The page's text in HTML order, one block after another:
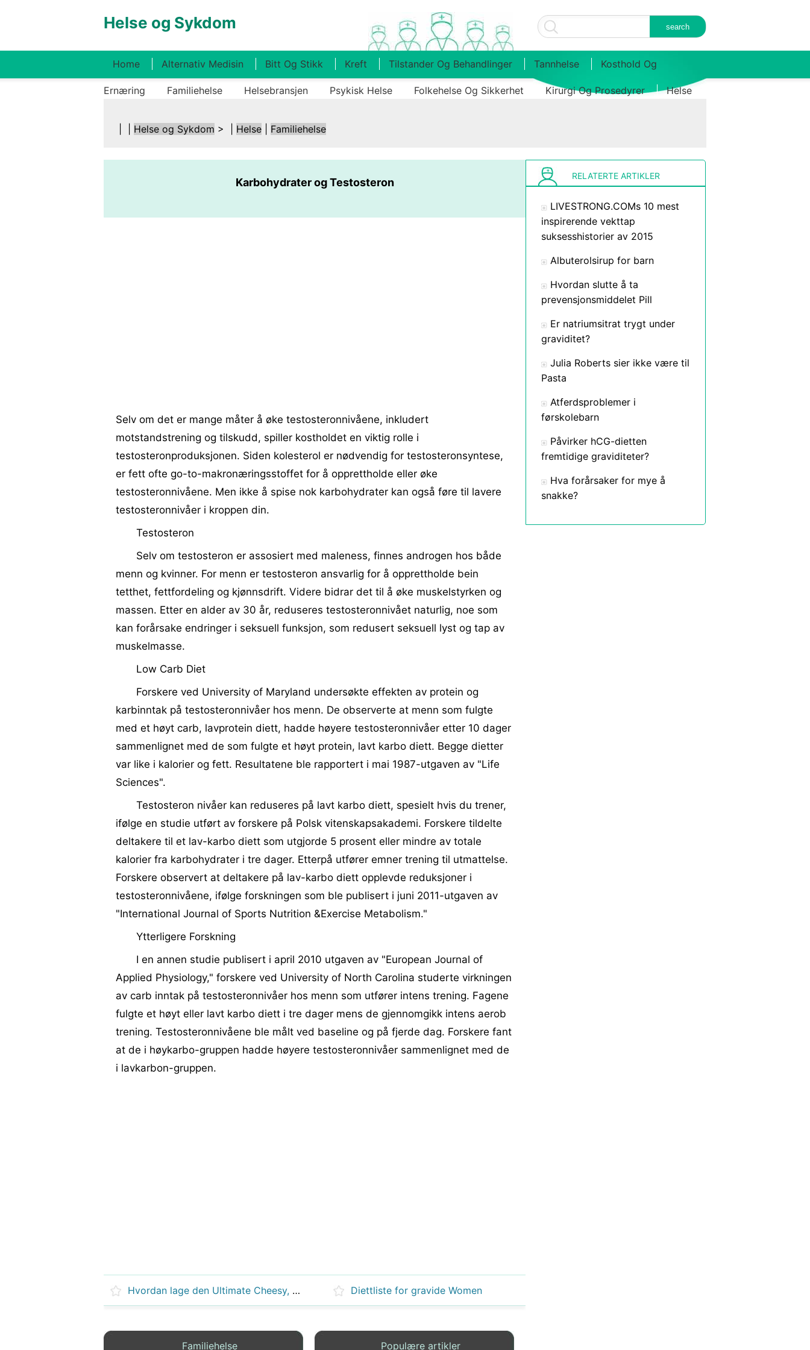
Helse og Sykdom
Home Alternativ Medisin Bitt Og Stikk Kreft Tilstander Og Behandlinger Tannhelse Kosthold Og
Ernæring Familiehelse Helsebransjen Psykisk Helse Folkehelse Og Sikkerhet Kirurgi Og Prosedyrer Helse
Helse og Sykdom > | Helse Familiehelse
Karbohydrater og Testosteron
Selv om det er mange måter å øke testosteronnivåene, inkludert
motstandstrening og tilskudd, spiller kostholdet en viktig rolle i
testosteronproduksjonen. Siden kolesterol er nødvendig for testosteronsyntese,
er fett ofte go-to-makronæringsstoffet for å opprettholde eller øke
testosteronnivåene. Men ikke å spise nok karbohydrater kan også føre til lavere
testosteronnivåer i kroppen din.
Testosteron
Selv om testosteron er assosiert med maleness, finnes androgen hos både
menn og kvinner. For menn er testosteron ansvarlig for å opprettholde bein
tetthet, fettfordeling og kjønnsdrift. Videre bidrar det til å øke muskelstyrken og
massen. Etter en alder av 30 år, reduseres testosteronnivået naturlig, noe som
kan forårsake endringer i seksuell funksjon, som redusert seksuell lyst og tap av
muskelmasse.
Low Carb Diet
Forskere ved University of Maryland undersøkte effekten av protein og
karbinntak på testosteronnivåer hos menn. De observerte at menn som fulgte
med et høyt carb, lavprotein diett, hadde høyere testosteronnivåer etter 10 dager
sammenlignet med de som fulgte et høyt protein, lavt karbo diett. Begge dietter
var like i kalorier og fett. Resultatene ble rapportert i mai 1987-utgaven av "Life
Sciences".
Testosteron nivåer kan reduseres på lavt karbo diett, spesielt hvis du trener,
ifølge en studie utført av forskere på Polsk vitenskapsakademi. Forskere tildelte
deltakere til et lav-karbo diett som utgjorde 5 prosent eller mindre av totale
kalorier fra karbohydrater i tre dager. Etterpå utfører emner trening til utmattelse.
Forskere observert at deltakere på lav-karbo diett opplevde reduksjoner i
testosteronnivåene, ifølge forskningen som ble publisert i juni 2011-utgaven av
"International Journal of Sports Nutrition &Exercise Metabolism."
Ytterligere Forskning
I en annen studie publisert i april 2010 utgaven av "European Journal of
Applied Physiology," forskere ved University of North Carolina studerte virkningen
av carb inntak på testosteronnivåer hos menn som utfører intens trening. Fagene
fulgte et høyt eller lavt karbo diett i tre dager mens de gjennomgikk intens aerob
trening. Testosteronnivåene ble målt ved baseline og på fjerde dag. Forskere fant
at de i høykarbo-gruppen hadde høyere testosteronnivåer sammenlignet med de
i lavkarbon-gruppen.
Hvordan lage den Ultimate Cheesy, Low Carb Nachos Diettliste for gravide Women
Familiehelse Populære artikler
RELATERTE ARTIKLER
LIVESTRONG.COMs 10 mest
inspirerende vekttap
suksesshistorier av 2015
Albuterolsirup for barn
Hvordan slutte å ta
prevensjonsmiddelet Pill
Er natriumsitrat trygt under
graviditet?
Julia Roberts sier ikke være til
Pasta
Atferdsproblemer i
førskolebarn
Påvirker hCG-dietten
fremtidige graviditeter?
Hva forårsaker for mye å
snakke?